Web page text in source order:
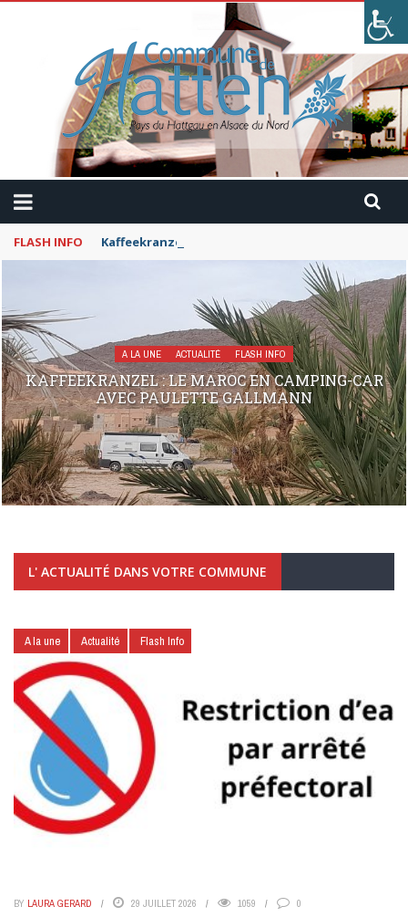
FLASH INFO Kaffeekranzel : Le Maroc en camping-car avec
A LA UNE ACTUALITÉ FLASH INFO
KAFFEEKRANZEL : LE MAROC EN CAMPING-CAR
AVEC PAULETTE GALLMANN
L' ACTUALITÉ DANS VOTRE COMMUNE
A la une Actualité Flash Info
BY LAURA GERARD 29 JUILLET 2026 1059 0